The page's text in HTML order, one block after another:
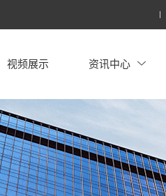
视频展示 资讯中心